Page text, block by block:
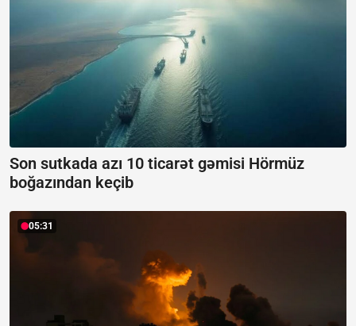
Son sutkada azı 10 ticarət gəmisi Hörmüz
boğazından keçib
05:31